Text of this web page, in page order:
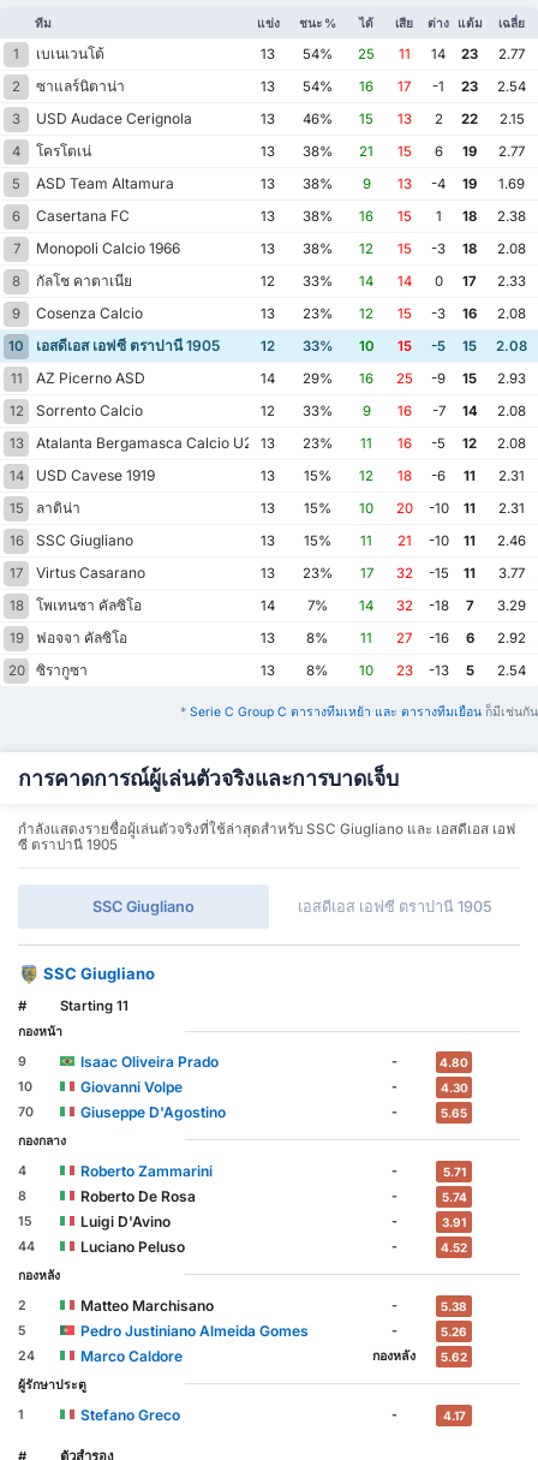
ทีม แข่ง ชนะ % ได้ เสีย ต่าง แต้ม เฉลี่ย
1 เบเนเวนโต้ 13 54% 25 11 14 23
2.77
2
ซาแลร์นิตาน่า 13 54% 16 17 -1 23
2.54
3
USD Audace Cerignola 13 46% 15 13 2 22
2.15
4
โครโตเน่ 13 38% 21 15 6 19
2.77
5
ASD Team Altamura 13 38% 9 13 -4 19
1.69
6
Casertana FC 13 38% 16 15 1 18
2.38
7
Monopoli Calcio 1966 13 38% 12 15 -3 18
2.08
8
กัลโช คาตาเนีย 12 33% 14 14 0 17
2.33
9
Cosenza Calcio 13 23% 12 15 -3 16
2.08
10
เอสดีเอส เอฟซี ตราปานี 1905 12 33% 10 15 -5 15
2.08
11
AZ Picerno ASD 14 29% 16 25 -9 15
2.93
12
Sorrento Calcio 12 33% 9 16 -7 14
2.08
13
Atalanta Bergamasca Calcio U23 13 23% 11 16 -5 12
2.08
14
USD Cavese 1919 13 15% 12 18 -6 11
2.31
15
ลาติน่า 13 15% 10 20 -10 11
2.31
16
SSC Giugliano 13 15% 11 21 -10 11
2.46
17
Virtus Casarano 13 23% 17 32 -15 11
3.77
18
โพเทนซา คัลซิโอ 14 7% 14 32 -18 7
3.29
19
ฟอจจา คัลซิโอ 13 8% 11 27 -16 6
2.92
20
ซิรากูซา 13 8% 10 23 -13 5 2.54
* Serie C Group C ตารางทีมเหย้า และ ตารางทีมเยือน ก็มีเช่นกัน
การคาดการณ์ผู้เล่นตัวจริงและการบาดเจ็บ
กำลังแสดงรายชื่อผู้เล่นตัวจริงที่ใช้ล่าสุดสำหรับ SSC Giugliano และ เอสดีเอส เอฟ
ซี ตราปานี 1905
SSC Giugliano เอสดีเอส เอฟซี ตราปานี 1905
SSC Giugliano
# Starting 11
กองหน้า
9
Isaac Oliveira Prado - 4.80
10 Giovanni Volpe - 4.30
70 Giuseppe D'Agostino - 5.65
กองกลาง
4
Roberto Zammarini - 5.71
8 Roberto De Rosa - 5.74
15 Luigi D'Avino - 3.91
44 Luciano Peluso - 4.52
กองหลัง
2
Matteo Marchisano - 5.38
5 Pedro Justiniano Almeida Gomes - 5.26
24 Marco Caldore กองหลัง 5.62
ผู้รักษาประตู
1
Stefano Greco - 4.17
# ตัวสำรอง